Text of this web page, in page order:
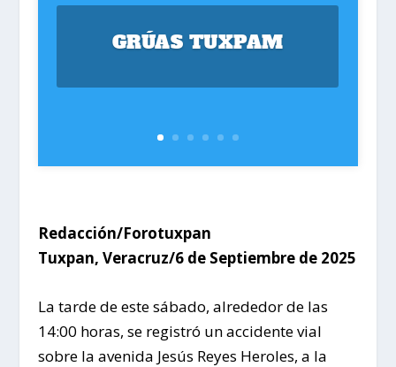
GRÚAS TUXPAM
Redacción/Forotuxpan
Tuxpan, Veracruz/6 de Septiembre de 2025
La tarde de este sábado, alrededor de las
14:00 horas, se registró un accidente vial
sobre la avenida Jesús Reyes Heroles, a la